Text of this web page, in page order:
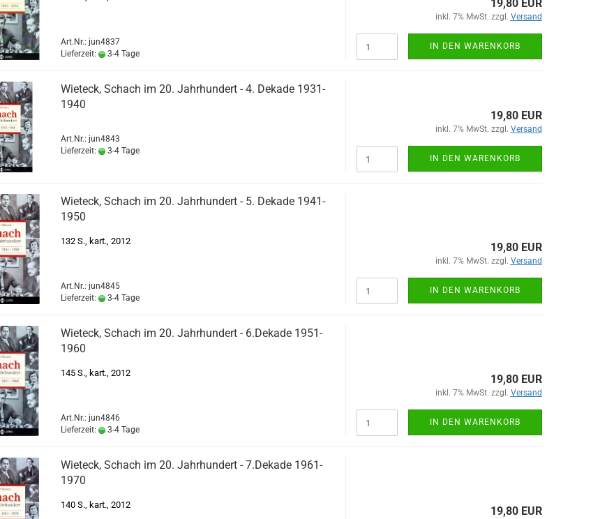
Art.Nr.: jun4837
Lieferzeit:
3-4 Tage
19,80 EUR
inkl. 7% MwSt. zzgl. Versand
IN DEN WARENKORB
Wieteck, Schach im 20. Jahrhundert - 4. Dekade 1931-
1940
Art.Nr.: jun4843
Lieferzeit:
3-4 Tage
19,80 EUR
inkl. 7% MwSt. zzgl. Versand
IN DEN WARENKORB
Wieteck, Schach im 20. Jahrhundert - 5. Dekade 1941-
1950
132 S., kart., 2012
Art.Nr.: jun4845
Lieferzeit:
3-4 Tage
19,80 EUR
inkl. 7% MwSt. zzgl. Versand
IN DEN WARENKORB
Wieteck, Schach im 20. Jahrhundert - 6.Dekade 1951-
1960
145 S., kart., 2012
Art.Nr.: jun4846
Lieferzeit:
3-4 Tage
19,80 EUR
inkl. 7% MwSt. zzgl. Versand
IN DEN WARENKORB
Wieteck, Schach im 20. Jahrhundert - 7.Dekade 1961-
1970
140 S., kart., 2012 19,80 EUR